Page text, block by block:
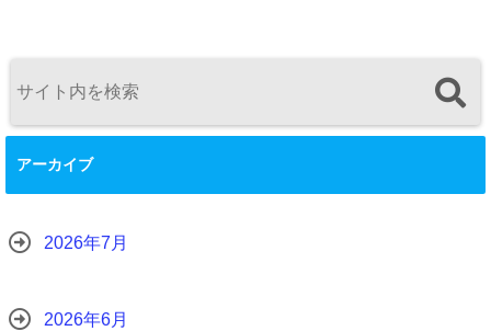
アーカイブ
2026年7月
2026年6月